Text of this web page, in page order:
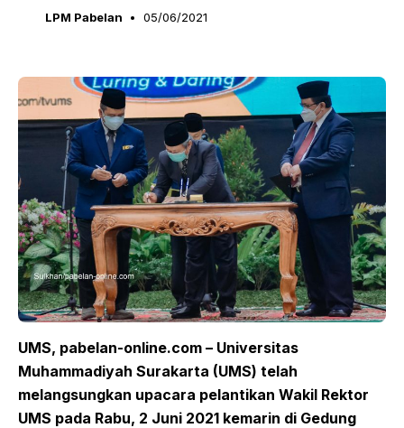
LPM Pabelan 05/06/2021
UMS, pabelan-online.com – Universitas
Muhammadiyah Surakarta (UMS) telah
melangsungkan upacara pelantikan Wakil Rektor
UMS pada Rabu, 2 Juni 2021 kemarin di Gedung